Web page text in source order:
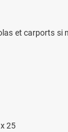
et carports
25